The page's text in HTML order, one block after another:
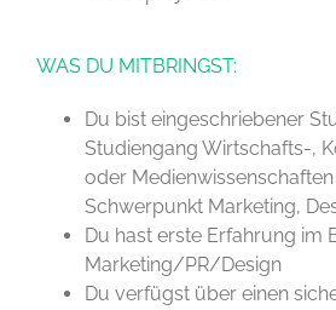
WAS DU MITBRINGST:
Du bist eingeschriebener
Studiengang Wirtschafts-,
oder
Schwerpunkt Marketing,
Du hast erste Erfahrung im
Marketing/PR/Design
Du verfügst über einen